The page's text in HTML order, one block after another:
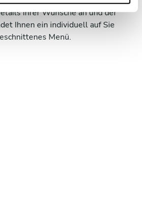
Ihrer Wünsche an und der
Ihnen ein individuell auf Sie
Menü.